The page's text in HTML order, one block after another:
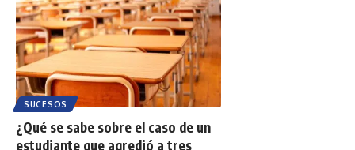
SUCESOS
¿Qué se sabe sobre el caso de un
estudiante que agredió a tres